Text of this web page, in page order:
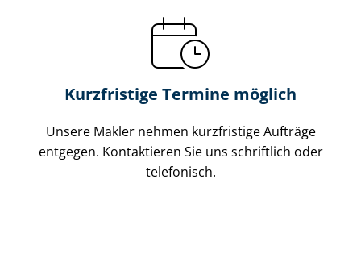
Kurzfristige Termine möglich
Unsere Makler nehmen kurzfristige Aufträge
entgegen. Kontaktieren Sie uns schriftlich oder
telefonisch.